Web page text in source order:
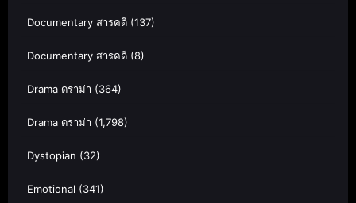
Documentary สารคดี (137)
Documentary สารคดี (8)
Drama ดราม่า (364)
Drama ดราม่า (1,798)
Dystopian (32)
Emotional (341)